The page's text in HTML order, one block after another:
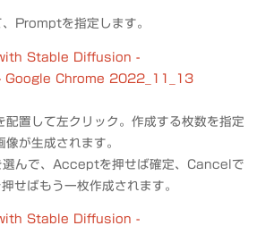
Promptを指定します。
配置して左クリック。作成する枚数を指定
像が生成されます。
んで、Acceptを押せば確定、Cancelで
せばもう一枚作成されます。